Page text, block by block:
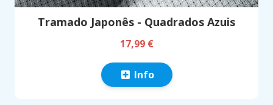
Tramado Japonês - Quadrados Azuis
17,99 €
Info